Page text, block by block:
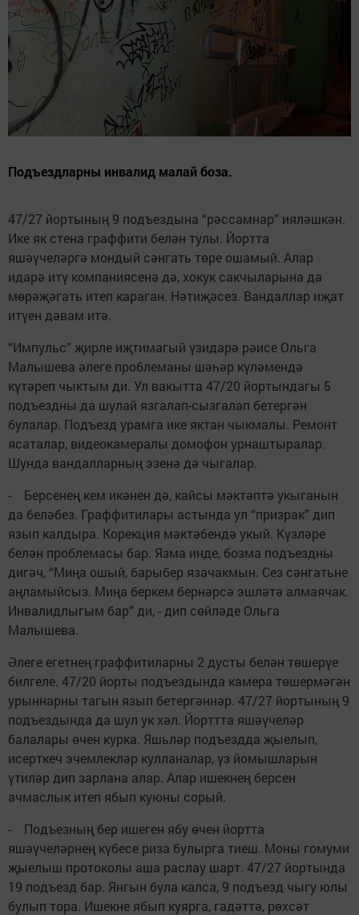
Подъездларны инвалид малай боза.
47/27 йортының 9 подъездына “рәссамнар” ияләшкән.
Ике як стена граффити белән тулы. Йортта
яшәүчеләргә мондый сәнгать төре ошамый. Алар
идарә итү компаниясенә дә, хокук сакчыларына да
мөрәҗәгать итеп караган. Нәтиҗәсез. Вандаллар иҗат
итүен дәвам итә.
“Импульс” җирле иҗтимагый үзидарә рәисе Ольга
Малышева әлеге проблеманы шәһәр күләмендә
күтәреп чыктым ди. Ул вакытта 47/20 йортындагы 5
подъездны да шулай язгалап-сызгалап бетергән
булалар. Подъезд урамга ике яктан чыкмалы. Ремонт
ясаталар, видеокамералы домофон урнаштыралар.
Шунда вандалларның эзенә дә чыгалар.
- Берсенең кем икәнен дә, кайсы мәктәптә укыганын
да беләбез. Граффитилары астында ул “призрак” дип
язып калдыра. Корекция мәктәбендә укый. Күзләре
белән проблемасы бар. Язма инде, бозма подъездны
дигәч, “Миңа ошый, барыбер язачакмын. Сез сәнгатьне
аңламыйсыз. Миңа беркем бернәрсә эшләтә алмаячак.
Инвалидлыгым бар” ди, - дип сөйләде Ольга
Малышева.
Әлеге егетнең граффитиларны 2 дусты белән төшерүе
билгеле. 47/20 йорты подъездында камера төшермәгән
урыннарны тагын язып бетергәннәр. 47/27 йортының 9
подъездында да шул ук хәл. Йорттта яшәүчеләр
балалары өчен курка. Яшьләр подъездда җыелып,
исерткеч эчемлекләр кулланалар, үз йомышларын
үтиләр дип зарлана алар. Алар ишекнең берсен
ачмаслык итеп ябып куюны сорый.
- Подъезның бер ишеген ябу өчен йортта
яшәүчеләрнең күбесе риза булырга тиеш. Моны гомуми
җыелыш протоколы аша раслау шарт. 47/27 йортында
19 подъезд бар. Янгын була калса, 9 подъезд чыгу юлы
булып тора. Ишекне ябып куярга, гадәттә, рөхсәт